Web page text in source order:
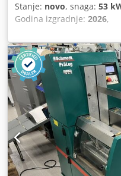
Stanje: novo, snaga: 53
Godina izgradnje: 2026,